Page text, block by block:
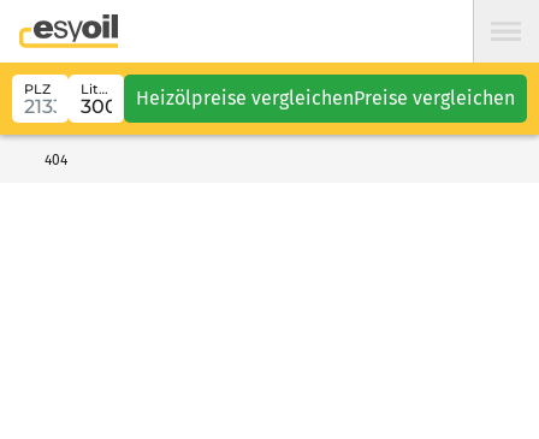
PLZ Liter Heizölpreise vergleichenPreise vergleichen
404